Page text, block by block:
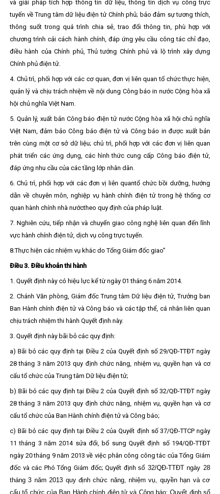
và giải pháp tích hợp thông tin dữ liệu, thông tin dịch vụ công trực
tuyến về Trung tâm dữ liệu điện tử Chính phủ; bảo đảm sự tương thích,
thông suốt trong quá trình chia sẻ, trao đổi thông tin, phù hợp với
chương trình cải cách hành chính, đáp ứng yêu cầu công tác chỉ đạo,
điều hành của Chính phủ, Thủ tướng Chính phủ và lộ trình xây dựng
Chính phủ điện tử.
4. Chủ trì, phối hợp với các cơ quan, đơn vị liên quan tổ chức thực hiện,
quản lý vàchịu trách nhiệm về nội dung Công báo in nước Cộng hòa xã
hội chủ nghĩa Việt Nam.
5. Quản lý, xuất bản Công báo điện tử nước Cộng hòa xã hội chủ nghĩa
Việt Nam, đảm bảo Công báo điện tử và Công báo in được xuất bản
trên cùng một cơ sở dữ liệu; chủ trì, phối hợp với các đơn vị liên quan
phát triển các ứng dụng, các hìnhthức cung cấp Công báo điện tử,
đáp ứng nhu cầu của các tầng lớp nhân dân.
6. Chủ trì, phối hợp với các đơn vị liên quantổ chức bồi dưỡng, hướng
dẫn về chuyên môn, nghiệp vụ hành chính điện tử trong hệ thống cơ
quan hành chính nhà nướctheo quy định của pháp luật.
7. Nghiên cứu, tiếp nhận và chuyển giao công nghệ liên quan đến lĩnh
vực hành chính điện tử, dịch vụ công trực tuyến.
8.Thực hiện các nhiệm vụ khác do Tổng Giám đốc giao”
Điều 3. Điều khoản thi hành
1. Quyết định này có hiệu lực kể từ ngày 01 tháng 6 năm 2014.
2. Chánh Văn phòng, Giám đốc Trung tâm Dữ liệu điện tử, Trưởng ban
Ban Hành chính điện tử và Công báo và các tập thể, cá nhân liên quan
chịu trách nhiệm thi hành Quyết định này.
3. Quyết định này bãi bỏ các quy định:
a) Bãi bỏ các quy định tại Điều 2 của Quyết định số 29/QĐ-TTĐT ngày
28tháng 3 năm 2013 quy định chức năng, nhiệm vụ, quyền hạn và cơ
cấu tổ chức của Trung tâm Dữ liệu điện tử;
b) Bãi bỏ các quy định tại Điều 2 của Quyết định số 32/QĐ-TTĐT ngày
28tháng 3 năm 2013 quy định chức năng, nhiệm vụ, quyền hạn và cơ
cấu tổ chức của Ban Hành chính điện tử và Công báo;
c) Bãi bỏ các quy định tại Điều 2 của Quyết định số 37/QĐ-TTCP ngày
11tháng 3 năm 2014 sửa đổi, bổ sung Quyết định số 194/QĐ-TTĐT
ngày 20 tháng 9 năm 2013 về việc phân công công tác của Tổng Giám
đốc và các Phó Tổng Giám đốc; Quyết địnhsố 32/QĐ-TTĐT ngày 28
tháng 3 năm 2013 quy định chức năng, nhiệm vụ, quyền hạn và cơ
cấu tổ chức của Ban Hành chính điện tử và Công báo; Quyết định số